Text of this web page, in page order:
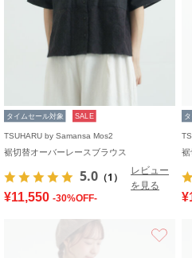
タイムセール対象 SALE
TSUHARU by Samansa Mos2
裾切替オーバーレースブラウス
5.0 （1）
レビュー
を見る
¥11,550 -30%OFF-
裾